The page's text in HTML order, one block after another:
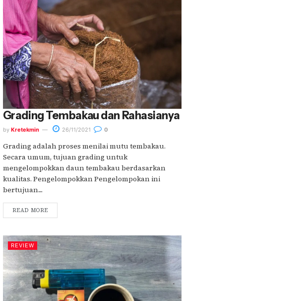
Grading Tembakau dan Rahasianya
by Kretekmin 26/11/2021 0
Grading adalah proses menilai mutu tembakau.
Secara umum, tujuan grading untuk
mengelompokkan daun tembakau berdasarkan
kualitas. Pengelompokkan Pengelompokan ini
bertujuan....
READ MORE
REVIEW